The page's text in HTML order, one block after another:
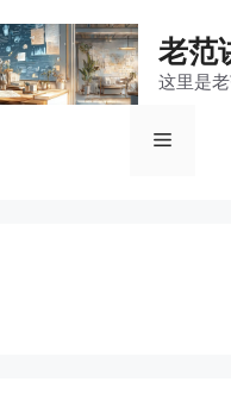
老范
这里是
菜